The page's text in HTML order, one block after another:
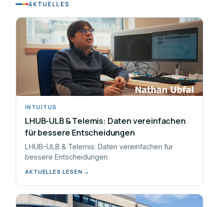
AKTUELLES
INTUITUS
LHUB-ULB & Telemis: Daten vereinfachen
für bessere Entscheidungen
LHUB-ULB & Telemis: Daten vereinfachen für
bessere Entscheidungen
AKTUELLES LESEN →